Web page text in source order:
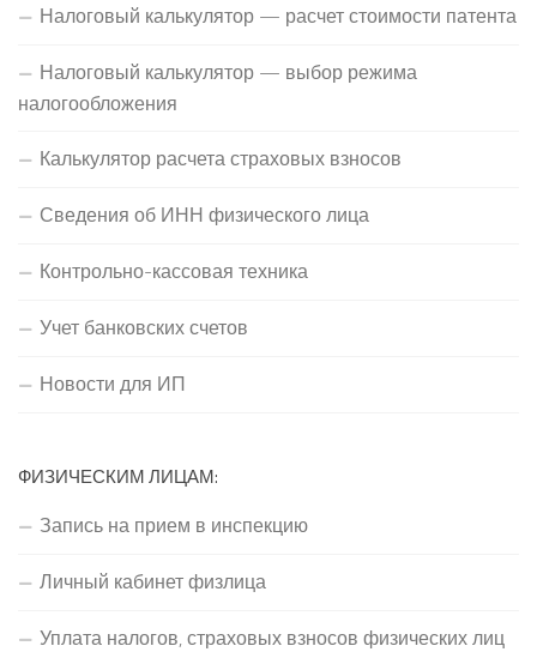
Налоговый калькулятор — расчет стоимости патента
Налоговый калькулятор — выбор режима
налогообложения
Калькулятор расчета страховых взносов
Сведения об ИНН физического лица
Контрольно-кассовая техника
Учет банковских счетов
Новости для ИП
ФИЗИЧЕСКИМ ЛИЦАМ:
Запись на прием в инспекцию
Личный кабинет физлица
Уплата налогов, страховых взносов физических лиц